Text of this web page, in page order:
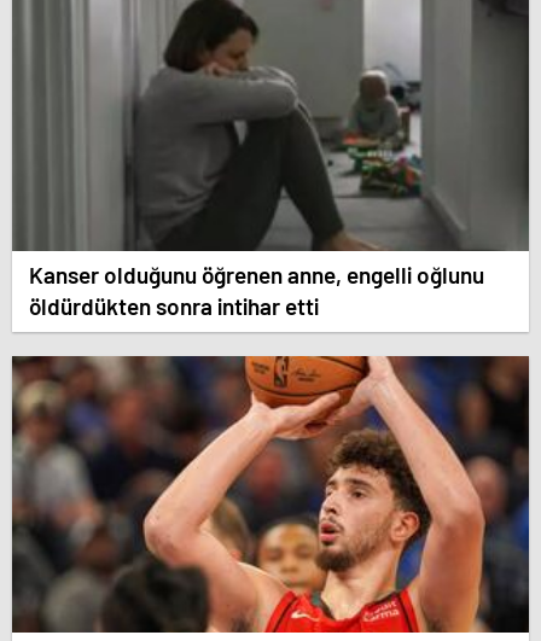
Kanser olduğunu öğrenen anne, engelli oğlunu
öldürdükten sonra intihar etti